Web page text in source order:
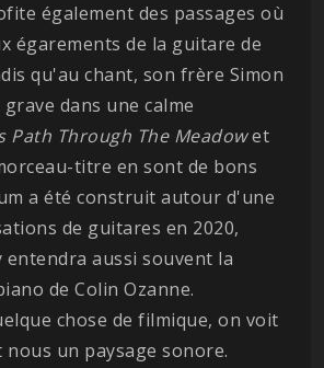
également des passages où
égarements de la guitare de
qu'au chant, son frère Simon
dans une calme
Path Through The Meadowet
titre en sont de bons
a été construit autour d'une
de guitares en 2020,
entendra aussi souvent la
de Colin Ozanne.
chose de filmique, on voit
un paysage sonore.